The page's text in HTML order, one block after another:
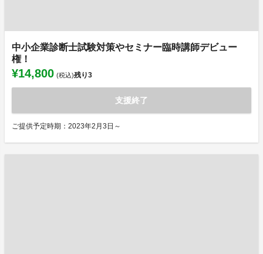
中小企業診断士試験対策やセミナー臨時講師デビュー
権！
¥14,800 (税込)残り3
支援終了
ご提供予定時期：2023年2月3日～